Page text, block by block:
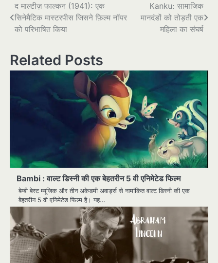
Post
navigation
द माल्टीज़ फाल्कन (1941): एक
सिनेमैटिक मास्टरपीस जिसने फ़िल्म नॉयर
को परिभाषित किया
Kanku: सामाजिक
मानदंडों को तोड़ती एक
महिला का संघर्ष
Related Posts
Bambi : वाल्ट डिस्नी की एक बेहतरीन 5 वी एनिमेटेड फिल्म
बेम्बी बेस्ट म्यूजिक और तीन अकेडमी अवार्ड्स से नामांकित वाल्ट डिस्नी की एक
बेहतरीन 5 वी एनिमेटेड फिल्म है। यह…